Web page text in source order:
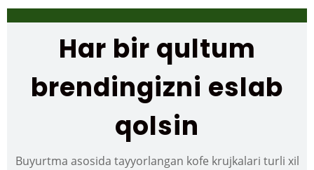
Har bir qultum
brendingizni eslab
qolsin
Buyurtma asosida tayyorlangan kofe krujkalari turli xil